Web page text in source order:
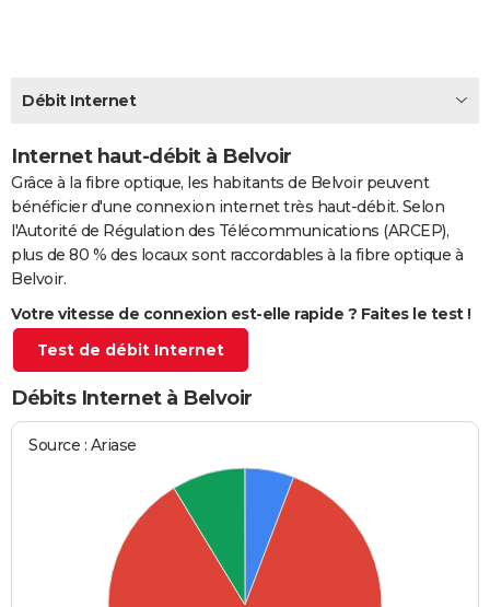
CARTE DE VOEUX
Carte de Noël
Carte Bonne année
Carte Saint-Valentin
Carte Pâques
Carte d'anniversaire
DICTIONNAIRE
PROGRAMME TV
S'inscrire
Se connecter
Lycées
Collèges
Primaires
Universités
Entreprises
Service militaire
Avis de recherche
Bricolage
Lifestyle
Culture
Sport
Auto
Television
Voyage
Cinema
Débit Internet
Internet haut-débit à Belvoir
Grâce à la fibre optique, les habitants de Belvoir peuvent
bénéficier d'une connexion internet très haut-débit. Selon
l'Autorité de Régulation des Télécommunications (ARCEP),
plus de 80 % des locaux sont raccordables à la fibre optique à
Belvoir.
Votre vitesse de connexion est-elle rapide ? Faites le test !
Test de débit Internet
Débits Internet à Belvoir
Source : Ariase